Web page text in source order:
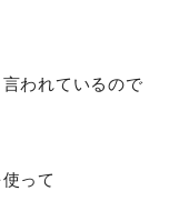
われているので
って